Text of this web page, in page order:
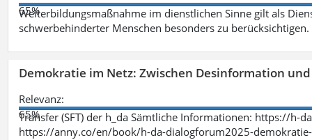
65%
Weiterbildungsmaßnahme im dienstlichen Sinne gilt als
schwerbehinderter Menschen besonders zu berücksichtigen.
Demokratie im Netz: Zwischen Desinformation
Relevanz:
65%
Transfer (SFT) der h_da Sämtliche Informationen: https://
https://anny.co/en/book/h-da-dialogforum2025-